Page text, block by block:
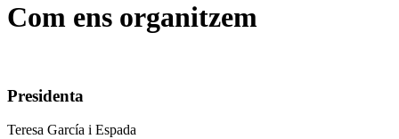
Com ens organitzem
Presidenta
Teresa García i Espada